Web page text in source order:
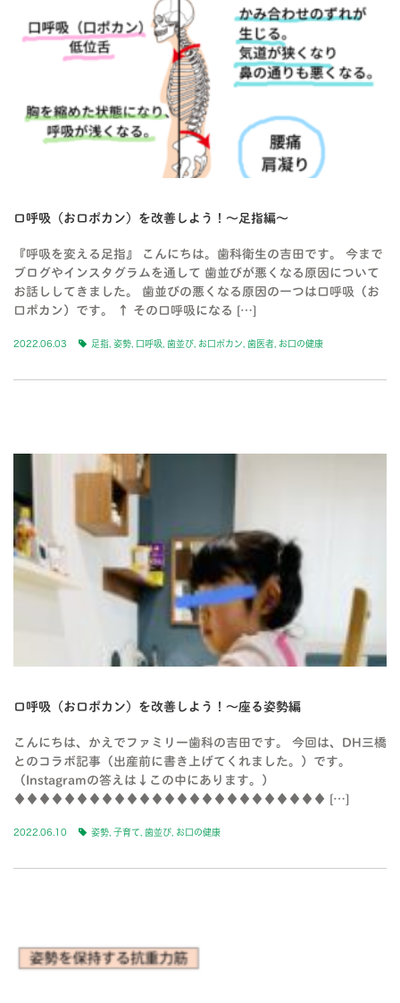
口呼吸（お口ポカン）を改善しよう！〜足指編〜
『呼吸を変える足指』 こんにちは。歯科衛生の吉田です。 今まで
ブログやインスタグラムを通して 歯並びが悪くなる原因について
お話ししてきました。 歯並びの悪くなる原因の一つは口呼吸（お
口ポカン）です。 ↑ その口呼吸になる […]
2022.06.03 足指 姿勢 口呼吸 歯並び お口ポカン 歯医者 お口の健康
口呼吸（お口ポカン）を改善しよう！〜座る姿勢編
こんにちは、かえでファミリー歯科の吉田です。 今回は、DH三橋
とのコラボ記事（出産前に書き上げてくれました。）です。
（Instagramの答えは↓この中にあります。）
♦♦♦♦♦♦♦♦♦♦♦♦♦♦♦♦♦♦♦♦♦♦♦♦♦ […]
2022.06.10 姿勢 子育て 歯並び お口の健康